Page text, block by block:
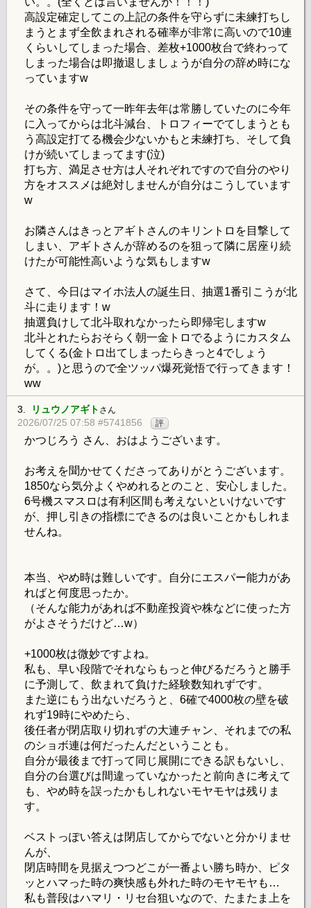
高設定確定してこの上記の条件を守らずに未練打ちし
まうとまず全飲まれされる確率が非常に高いので10連
くらいしてしまった場合、差枚+1000枚台で終わって
しまった場合は即撤退しましょうが自分の辞め時にな
っていますw
その条件を守って一昨年去年は常勝していたのに今年
に入ってからは北斗減台、トロフィーでてしまうとも
う高設定打てる機会少ないかもと未練打ち、そして負
けが続いてしまってます(泣)
打ち方、満足させ方は人それぞれですので自分のやり
方をオススメは絶対しませんが自分はこうしています
w
お隣さんはきっとアギトさんのキリントロを目撃して
しまい、アギトさんが辞めるのを狙って隣に居座り続
けたが可能性高いような気もしますw
さて、今日はマイホ法人の誕生日、抽選1番引こうが北
斗に走ります！w
抽選負けして北斗取れなかったら即帰宅しますw
北斗とれたらおそらく朝一金トロでるようにカスタム
してくる(金トロ出てしまったらきっと4でしょう
が。。)と思うので全ツッパ爆死覚悟で行ってきます！
ww
3. リュウノアギト さん
2026/07/25 07:58 #5741856 評
かつじろう さん、おはようございます。
お考えを聞かせてくださってありがとうございます。
1850なら気分よくやめれるとのこと、安心しました。
6号機スマスロは有利区間も考えないといけないです
が、押し引きの指標にできるのは良いことかもしれま
せんね。
本当、やめ時は難しいです。自分にエスパー能力があ
ればと何度思ったか。
（そんな能力があれば不動産投資や株などに使った方
がよさそうだけど…w）
+1000枚は微妙ですよね。
私も、早い段階でそれならもっと伸びるだろうと勝手
に予測して、飲まれて負けた経験数知れずです。
また逆にもう出ないだろうと、6確で4000枚の壁を破
れず19時にやめたら、
後任者が閉店取り切れずの大連チャン、それまでの私
のショボ連は何だったんだということも。
自分が最後まで打って同じ展開にできる訳もないし、
自分の台選びは間違っていなかったと前向きに考えて
も、やめ時を誤ったかもしれないモヤモヤは残りま
す。
ベストっぽい答えは閉店してからでないと分かりませ
んが、
閉店時間を見据えつつどこが一番よい勝ち時か、ピタ
ッとハマった時の爽快感も外れた時のモヤモヤも…
私も普段はハマリ・リセ台狙いなので、たまたま上を